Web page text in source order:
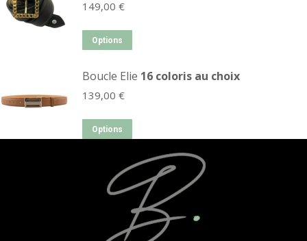
149,00 €
Options
Boucle Elie 16 coloris au choix
139,00 €
Options